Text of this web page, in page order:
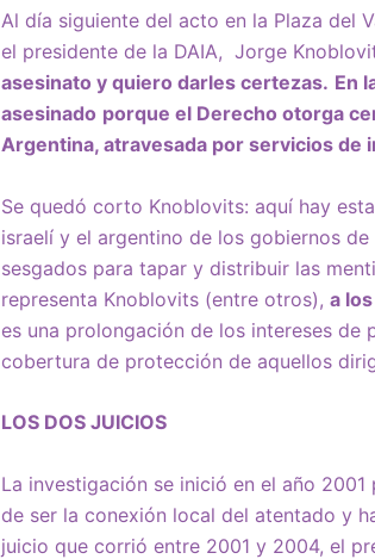
Al día siguiente del acto en la Plaza del
el presidente de la DAIA, Jorge
asesinato y quiero darles certezas. En
asesinado porque el Derecho otorga
Argentina, atravesada por servicios de
Se quedó corto Knoblovits: aquí hay
israelí y el argentino de los gobiernos
sesgados para tapar y distribuir las
representa Knoblovits (entre otros), a
es una prolongación de los intereses de
cobertura de protección de aquellos
LOS DOS JUICIOS
La investigación se inició en el año
de ser la conexión local del atentado y
juicio que corrió entre 2001 y 2004, el